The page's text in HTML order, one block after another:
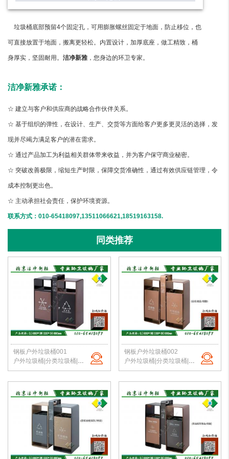
垃圾桶底部预留4个固定孔，可用膨胀螺丝固定于地面，防止移位，也
可直接放置于地面，搬离更轻松。内置设计，加厚底座，做工精致，桶
身厚实，坚固耐用。 洁净新雅，您身边的环卫专家。
洁净新雅承诺：
☆ 建立与客户和供应商的战略合作伙伴关系。
☆ 基于组织的弹性，在设计、生产、交货等方面给客户更多更灵活的选择，发
现并尽竭力满足客户的潜在需求。
☆ 通过产品加工为利益相关群体带来收益，并为客户保守商业秘密。
☆ 突破改善极限，缩短生产时限，保障交货准确性，通过有效供应链管理，令
成本控制更出色。
☆ 主动承担社会责任，保护环境资源。
联系方式：010-65418097,13511066621,18519163158.
同类推荐
钢板户外垃圾桶001
户外垃圾桶|分类垃圾桶|钢板垃圾桶|公园垃圾桶|北京垃圾桶|厂家直销
钢板户外垃圾桶002
户外垃圾桶|分类垃圾桶|钢板垃圾桶|公园垃圾桶|北京垃圾桶|厂家直销